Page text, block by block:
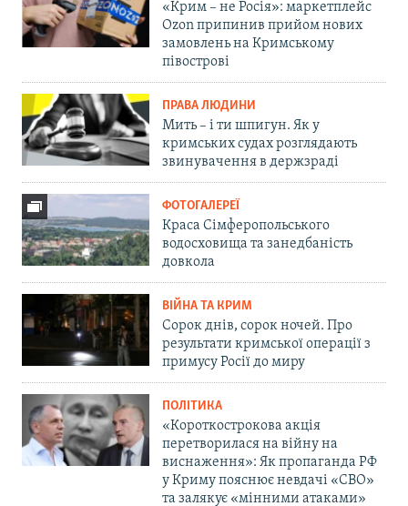
«Крим – не Росія»: маркетплейс
Ozon припинив прийом нових
замовлень на Кримському
півострові
ПРАВА ЛЮДИНИ
Мить – і ти шпигун. Як у
кримських судах розглядають
звинувачення в держзраді
ФОТОГАЛЕРЕЇ
Краса Сімферопольського
водосховища та занедбаність
довкола
ВІЙНА ТА КРИМ
Сорок днів, сорок ночей. Про
результати кримської операції з
примусу Росії до миру
ПОЛІТИКА
«Короткострокова акція
перетворилася на війну на
виснаження»: Як пропаганда РФ
у Криму пояснює невдачі «СВО»
та залякує «мінними атаками»